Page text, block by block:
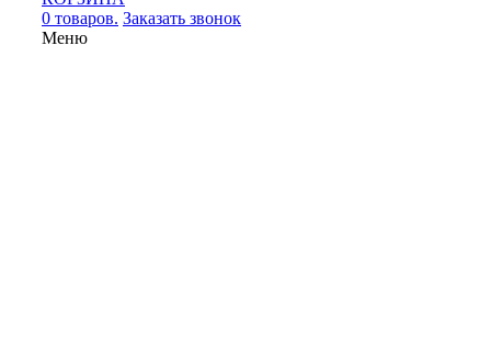
0 товаров. Заказать звонок
Меню